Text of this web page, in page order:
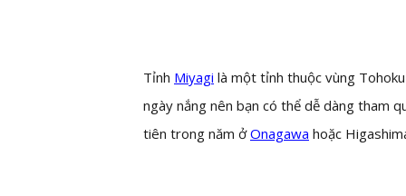
Tỉnh Miyagi là một tỉnh thuộc vùng
ngày nắng nên bạn có thể dễ dàng tham
tiên trong năm ởOnagawa hoặc